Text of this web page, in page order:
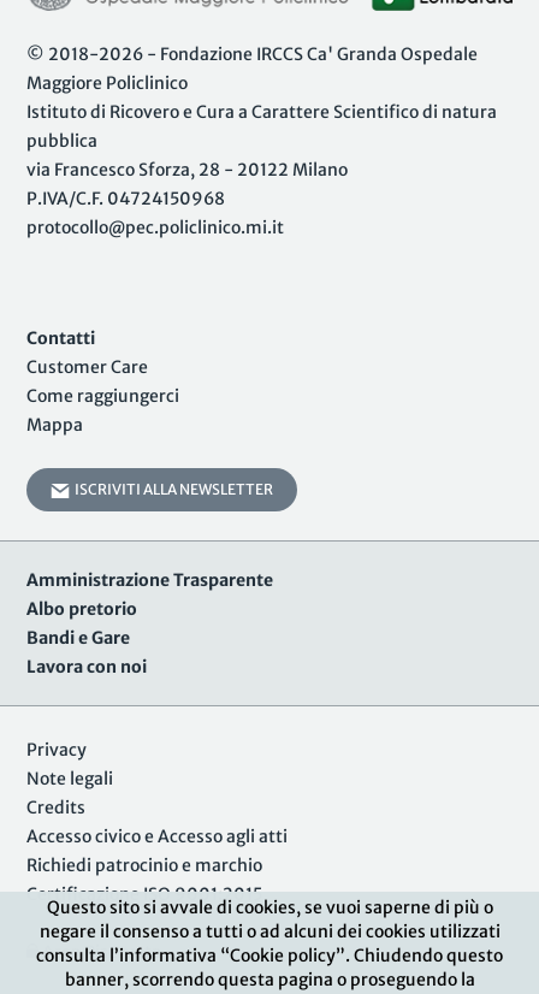
Questo sito si avvale di cookies, se vuoi saperne di più o
negare il consenso a tutti o ad alcuni dei cookies utilizzati
consulta l’informativa “Cookie policy”. Chiudendo questo
banner, scorrendo questa pagina o proseguendo la
© 2018-2026 - Fondazione IRCCS Ca' Granda Ospedale
Maggiore Policlinico
Istituto di Ricovero e Cura a Carattere Scientifico di natura
pubblica
via Francesco Sforza, 28 - 20122 Milano
P.IVA/C.F. 04724150968
protocollo@pec.policlinico.mi.it
Contatti
Customer Care
Come raggiungerci
Mappa
ISCRIVITI ALLA NEWSLETTER
Amministrazione Trasparente
Albo pretorio
Bandi e Gare
Lavora con noi
Privacy
Note legali
Credits
Accesso civico e Accesso agli atti
Richiedi patrocinio e marchio
Certificazione ISO 9001:2015
Area Riservata